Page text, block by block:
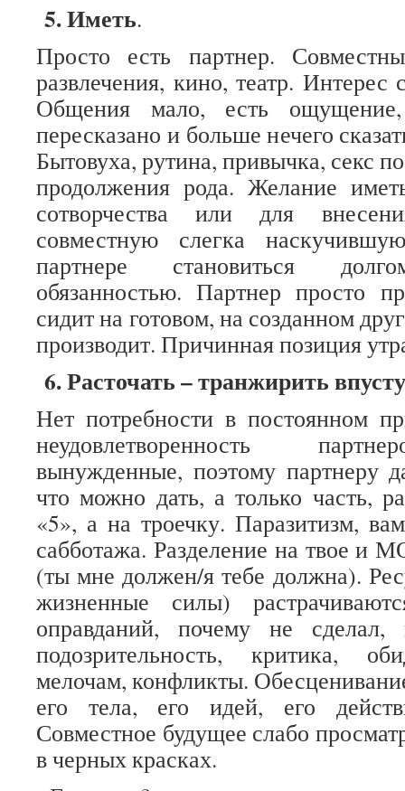
5. Иметь.
Просто есть партнер.
развлечения, кино, театр. Интерес
Общения мало, есть
пересказано и больше нечего
Бытовуха, рутина, привычка, секс
продолжения рода. Желание
сотворчества или для
совместную слегка
партнере становиться
обязанностью. Партнер просто
сидит на готовом, на созданном
производит. Причинная позиция
6. Расточать – транжирить
Нет потребности в постоянном
неудовлетворенность
вынужденные, поэтому партнеру
что можно дать, а только часть,
«5», а на троечку. Паразитизм,
сабботажа. Разделение на твое и
(ты мне должен/я тебе должна).
жизненные силы)
оправданий, почему не сделал,
подозрительность, критика,
мелочам, конфликты.
его тела, его идей, его
Совместное будущее слабо
в черных красках.